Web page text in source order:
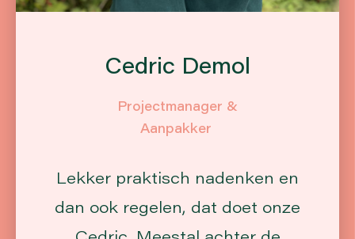
Cedric Demol
Projectmanager &
Aanpakker
Lekker praktisch nadenken en
dan ook regelen, dat doet onze